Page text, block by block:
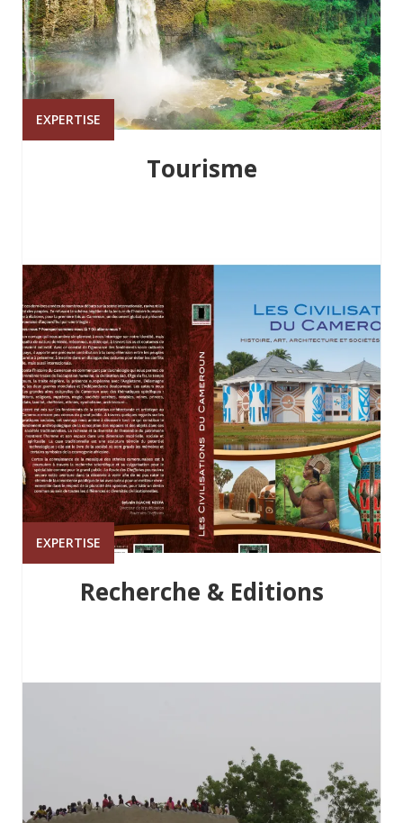
EXPERTISE
Tourisme
EXPERTISE
Recherche & Editions